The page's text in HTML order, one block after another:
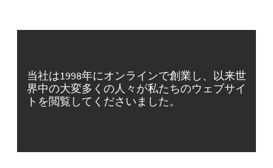
当社は1998年にオンラインで創業し、以来世
界中の大変多くの人々が私たちのウェブサイ
トを閲覧してくださいました。